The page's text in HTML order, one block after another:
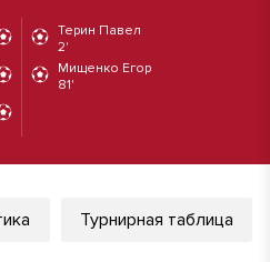
Терин Павел
2'
Мищенко Егор
81'
Турнирная таблица